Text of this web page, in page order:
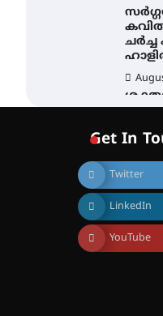
ചർച്ച
തൃശൂർ
നിന്ന്
Get In
Twitter
LinkedIn
YouTube